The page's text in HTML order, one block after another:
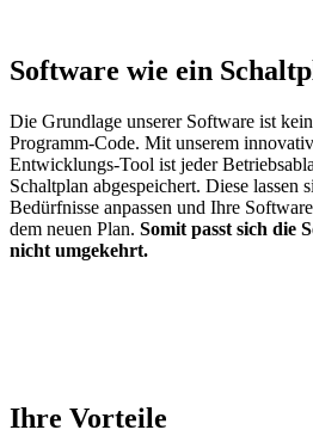
Software wie ein
Die Grundlage unserer Software ist
Programm-Code. Mit unserem
Entwicklungs-Tool ist jeder
Schaltplan abgespeichert. Diese lassen
Bedürfnisse anpassen und Ihre
dem neuen Plan. Somit passt sich die
nicht umgekehrt.
Ihre Vorteile